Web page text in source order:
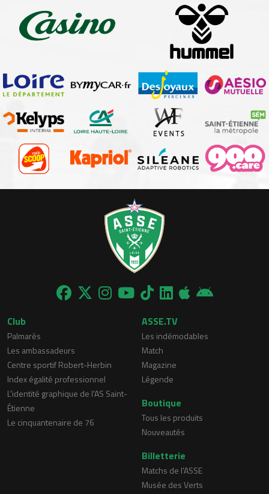
Club
Palmarès
Les ambassadeurs
Centre sportif Robert-Herbin
Index égalité professionnel
L'identité graphique de l'AS Saint-
Étienne
Le cinquantenaire de 76
ASSE.TV
Les indémodables
Match
Magazine
Légende
Boutique
Tous les produits
Nouveautés
Billetterie
Matchs de l'ASSE
Musée des Verts